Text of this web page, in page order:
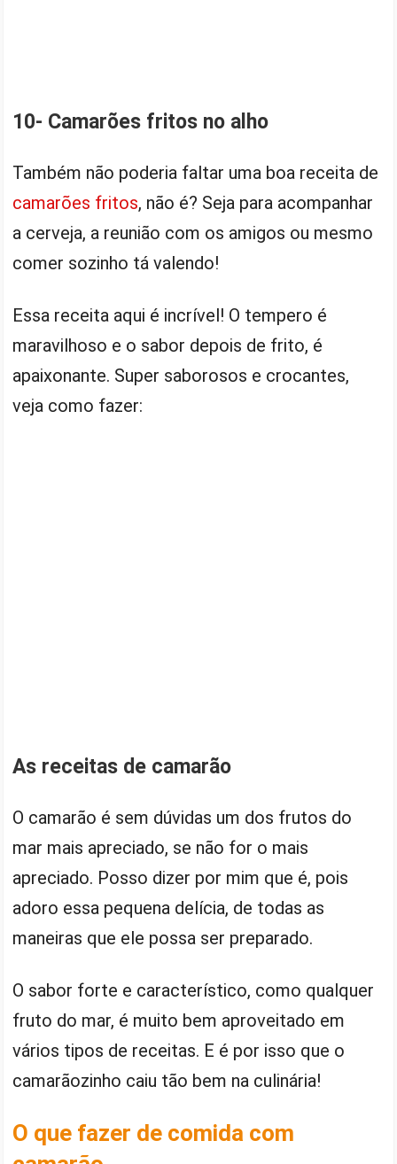
10- Camarões fritos no alho
Também não poderia faltar uma boa receita de
camarões fritos, não é? Seja para acompanhar
a cerveja, a reunião com os amigos ou mesmo
comer sozinho tá valendo!
Essa receita aqui é incrível! O tempero é
maravilhoso e o sabor depois de frito, é
apaixonante. Super saborosos e crocantes,
veja como fazer:
As receitas de camarão
O camarão é sem dúvidas um dos frutos do
mar mais apreciado, se não for o mais
apreciado. Posso dizer por mim que é, pois
adoro essa pequena delícia, de todas as
maneiras que ele possa ser preparado.
O sabor forte e característico, como qualquer
fruto do mar, é muito bem aproveitado em
vários tipos de receitas. E é por isso que o
camarãozinho caiu tão bem na culinária!
O que fazer de comida com